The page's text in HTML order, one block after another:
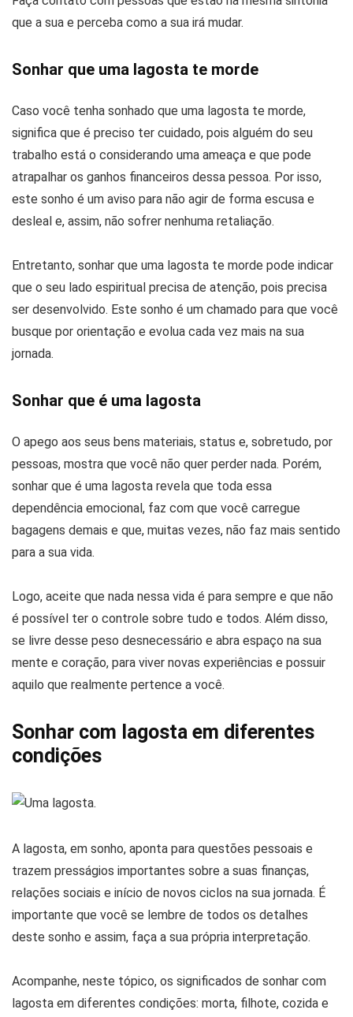
que a sua e perceba como a sua irá mudar.
Sonhar que uma lagosta te morde
Caso você tenha sonhado que uma lagosta te morde,
significa que é preciso ter cuidado, pois alguém do seu
trabalho está o considerando uma ameaça e que pode
atrapalhar os ganhos financeiros dessa pessoa. Por isso,
este sonho é um aviso para não agir de forma escusa e
desleal e, assim, não sofrer nenhuma retaliação.
Entretanto, sonhar que uma lagosta te morde pode indicar
que o seu lado espiritual precisa de atenção, pois precisa
ser desenvolvido. Este sonho é um chamado para que você
busque por orientação e evolua cada vez mais na sua
jornada.
Sonhar que é uma lagosta
O apego aos seus bens materiais, status e, sobretudo, por
pessoas, mostra que você não quer perder nada. Porém,
sonhar que é uma lagosta revela que toda essa
dependência emocional, faz com que você carregue
bagagens demais e que, muitas vezes, não faz mais sentido
para a sua vida.
Logo, aceite que nada nessa vida é para sempre e que não
é possível ter o controle sobre tudo e todos. Além disso,
se livre desse peso desnecessário e abra espaço na sua
mente e coração, para viver novas experiências e possuir
aquilo que realmente pertence a você.
Sonhar com lagosta em diferentes
condições
A lagosta, em sonho, aponta para questões pessoais e
trazem presságios importantes sobre a suas finanças,
relações sociais e início de novos ciclos na sua jornada. É
importante que você se lembre de todos os detalhes
deste sonho e assim, faça a sua própria interpretação.
Acompanhe, neste tópico, os significados de sonhar com
lagosta em diferentes condições: morta, filhote, cozida e